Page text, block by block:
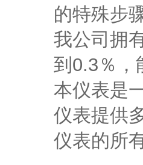
的特殊步
我公司拥
到0.3％，
本仪表是
仪表提供
仪表的所